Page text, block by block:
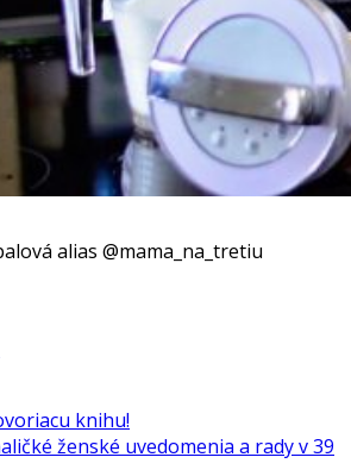
alias @mama_na_tretiu
knihu!
ženské uvedomenia a rady v 39